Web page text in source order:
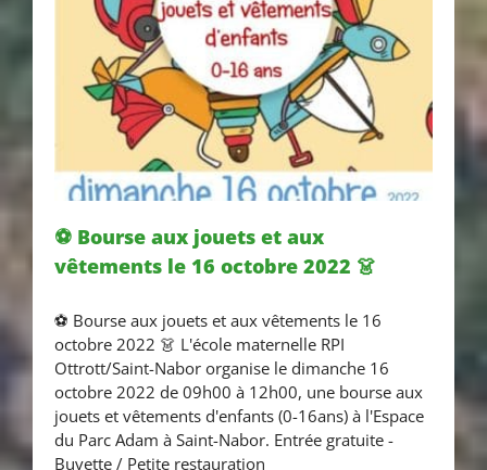
vêtements le 16 octobre 2022
👗
⚽ Bourse aux jouets et aux
vêtements le 16 octobre 2022 👗
⚽ Bourse aux jouets et aux vêtements le 16
octobre 2022 👗 L'école maternelle RPI
Ottrott/Saint-Nabor organise le dimanche 16
octobre 2022 de 09h00 à 12h00, une bourse aux
jouets et vêtements d'enfants (0-16ans) à l'Espace
du Parc Adam à Saint-Nabor. Entrée gratuite -
Buvette / Petite restauration